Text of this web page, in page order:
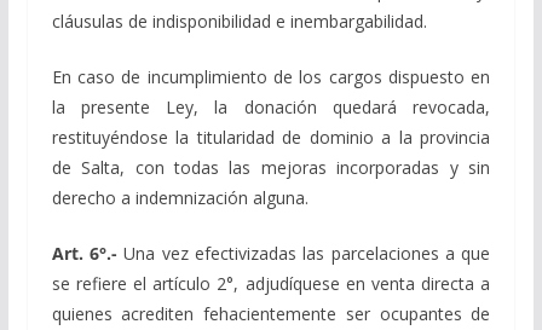
cláusulas de indisponibilidad e inembargabilidad.
En caso de incumplimiento de los cargos dispuesto en
la presente Ley, la donación quedará revocada,
restituyéndose la titularidad de dominio a la provincia
de Salta, con todas las mejoras incorporadas y sin
derecho a indemnización alguna.
Art. 6°.-Una vez efectivizadas las parcelaciones a que
se refiere el artículo 2°, adjudíquese en venta directa a
quienes acrediten fehacientemente ser ocupantes de